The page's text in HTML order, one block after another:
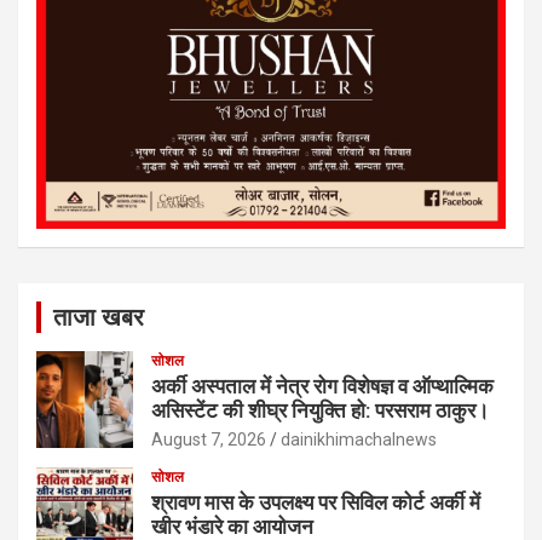
ताजा खबर
सोशल
अर्की अस्पताल में नेत्र रोग विशेषज्ञ व ऑप्थाल्मिक
असिस्टेंट की शीघ्र नियुक्ति हो: परसराम ठाकुर।
August 7, 2026 dainikhimachalnews
सोशल
श्रावण मास के उपलक्ष्य पर सिविल कोर्ट अर्की में
खीर भंडारे का आयोजन